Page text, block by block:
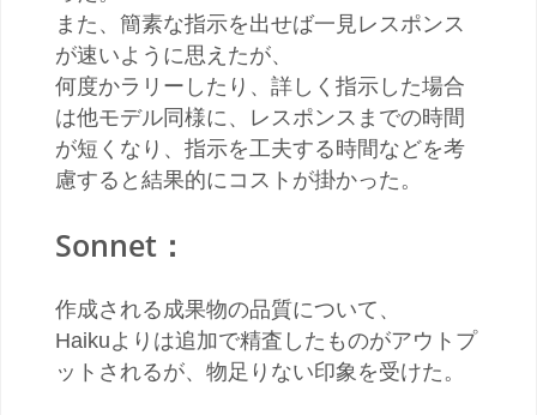
また、簡素な指示を出せば一見レスポンス
が速いように思えたが、
何度かラリーしたり、詳しく指示した場合
は他モデル同様に、レスポンスまでの時間
が短くなり、指示を工夫する時間などを考
慮すると結果的にコストが掛かった。
Sonnet：
作成される成果物の品質について、
Haikuよりは追加で精査したものがアウトプ
ットされるが、物足りない印象を受けた。